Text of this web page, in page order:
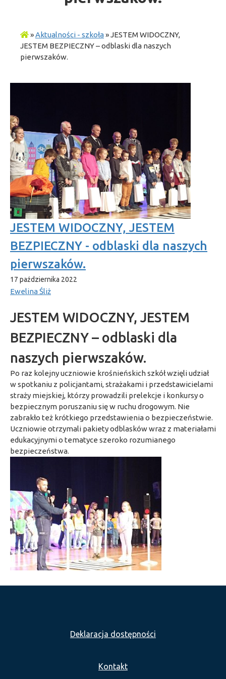
»Aktualności - szkoła»JESTEM WIDOCZNY,
JESTEM BEZPIECZNY – odblaski dla naszych
pierwszaków.
JESTEM WIDOCZNY, JESTEM
BEZPIECZNY - odblaski dla naszych
pierwszaków.
17 października 2022
Ewelina Śliż
JESTEM WIDOCZNY, JESTEM
BEZPIECZNY – odblaski dla
naszych pierwszaków.
Po raz kolejny uczniowie krośnieńskich szkół wzięli udział
w spotkaniu z policjantami, strażakami i przedstawicielami
straży miejskiej, którzy prowadzili prelekcje i konkursy o
bezpiecznym poruszaniu się w ruchu drogowym. Nie
zabrakło też krótkiego przedstawienia o bezpieczeństwie.
Uczniowie otrzymali pakiety odblasków wraz z materiałami
edukacyjnymi o tematyce szeroko rozumianego
bezpieczeństwa.
Deklaracja dostępności
Kontakt